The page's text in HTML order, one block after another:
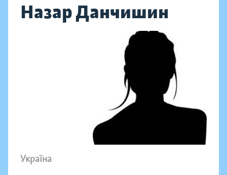
Назар Данчишин
Україна